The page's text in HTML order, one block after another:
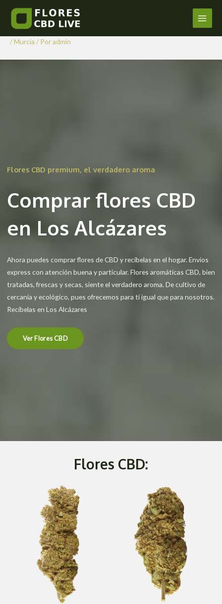
contenido
Main
Comprar Flores CBD en Los
Alcázares
/Murcia / Poradmin
Flores CBD premium, el verdadero aroma
Comprar flores CBD
en Los Alcázares
Ahora puedes comprar flores de CBD y recíbelas en el hogar. Envíos
express con atención buena y particular. Flores aromáticas CBD, bien
tratadas, frescas y secas, siente el verdadero aroma. De cultivo de
cercanía y ecológico, pues ofrecemos para ti igual que para nosotros.
Recíbelas en Los Alcázares
Ver Flores CBD
Flores CBD: